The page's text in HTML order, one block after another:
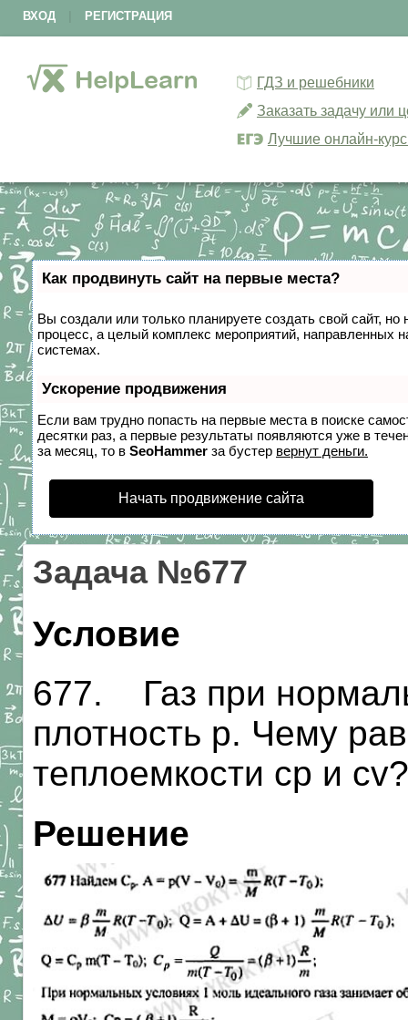
ВХОД РЕГИСТРАЦИЯ
ГДЗ и решебники
Заказать задачу или
Лучшие онлайн-
Как продвинуть сайт на первые места?
Вы создали или только планируете создать свой сайт,
процесс, а целый комплекс мероприятий, направленных
системах.
Ускорение продвижения
Если вам трудно попасть на первые места в поиске
десятки раз, а первые результаты появляются уже в
за месяц, то в SeoHammer за бустер вернут деньги.
Начать продвижение сайта
Задача №677
Условие
677. Газ при
плотность р. Чему
теплоемкости ср и cv?
Решение